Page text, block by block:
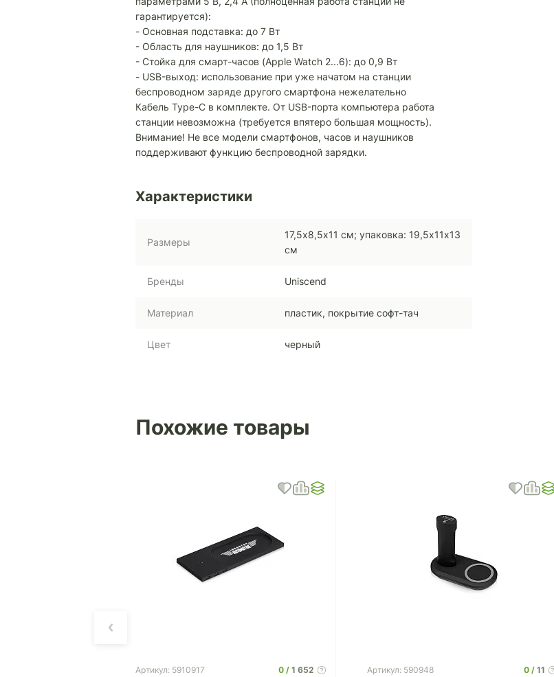
гарантируется):
- Основная подставка: до 7 Вт
- Область для наушников: до 1,5 Вт
- Стойка для смарт-часов (Apple Watch 2...6): до 0,9 Вт
- USB-выход: использование при уже начатом на станции
беспроводном заряде другого смартфона нежелательно
Кабель Type-C в комплекте. От USB-порта компьютера работа
станции невозможна (требуется впятеро большая мощность).
Внимание! Не все модели смартфонов, часов и наушников
поддерживают функцию беспроводной зарядки.
Характеристики
Размеры
17,5х8,5х11 см; упаковка: 19,5х11х13
см
Бренды Uniscend
Материал пластик, покрытие софт-тач
Цвет черный
Похожие товары
Артикул: 5910917 0 1 652 Артикул: 590948 0 11